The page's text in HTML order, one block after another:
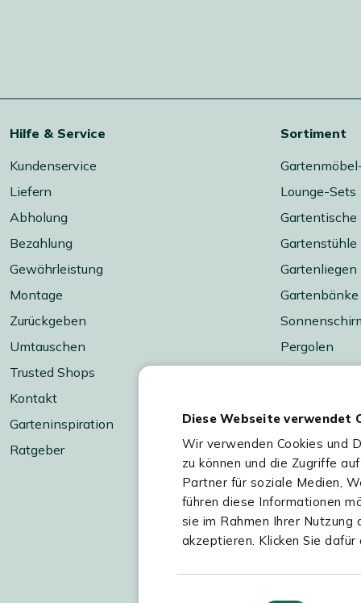
Diese Webseite verwendet
Wir verwenden Cookies und
zu können und die Zugriffe
Partner für soziale Medien,
führen diese Informationen
sie im Rahmen Ihrer
akzeptieren. Klicken Sie dafür
Hilfe & Service
Kundenservice
Liefern
Abholung
Bezahlung
Gewährleistung
Montage
Zurückgeben
Umtauschen
Trusted Shops
Kontakt
Garteninspiration
Ratgeber
Sortiment
Lounge-Sets
Gartentische
Gartenstühle
Gartenliegen
Gartenbänke
Pergolen
Grillen &
Feuer &
Accessoires
Balkonmöbel
Marken
Sale